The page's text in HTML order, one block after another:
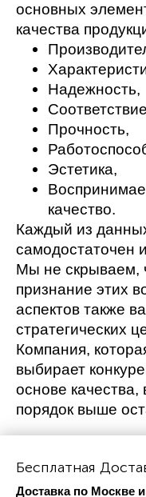
основных
качества
Надежность,
Прочность,
Эстетика,
качество.
Каждый из
самодостаточен
Мы не скрываем,
признание этих
аспектов также
стратегических
Компания,
выбирает
основе качества,
порядок выше
Бесплатная
Доставка по Москве